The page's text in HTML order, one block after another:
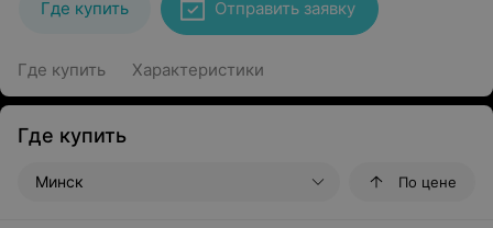
Где купить Отправить заявку
Где купить Характеристики
Где купить
Минск По цене